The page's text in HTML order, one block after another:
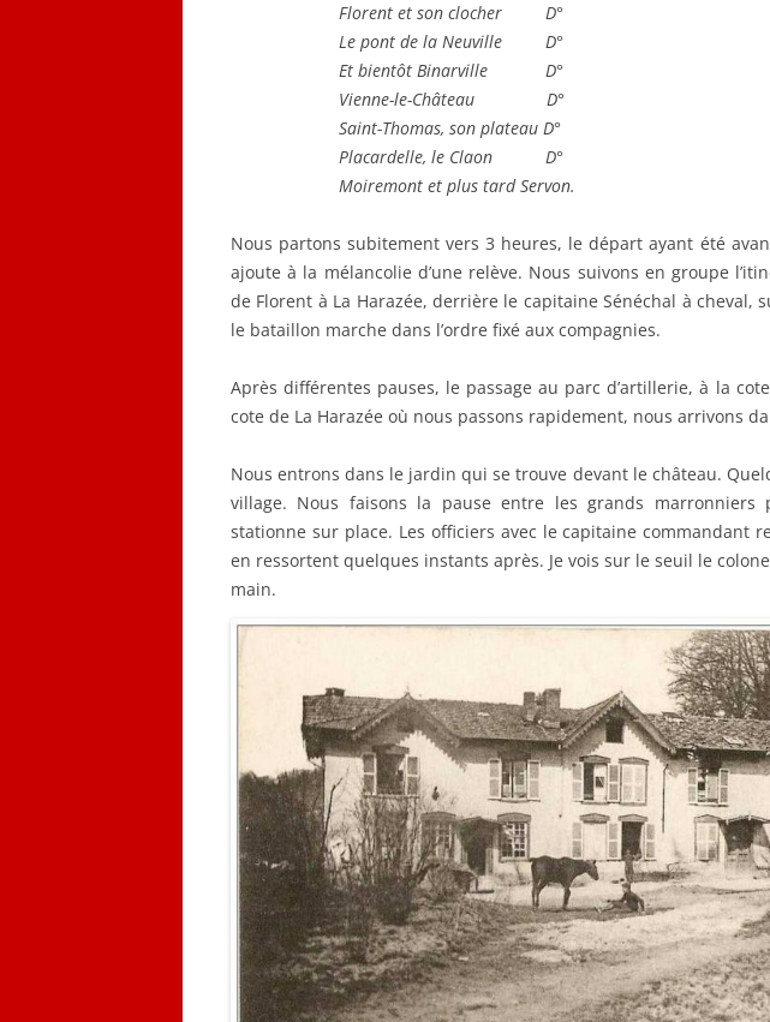
Florent et son clocher D°
Le pont de la Neuville D°
Et bientôt Binarville D°
Vienne-le-Château D°
Saint-Thomas, son plateau D°
Placardelle, le Claon D°
Moiremont et plus tard Servon.
Nous partons subitement vers 3 heures, le départ ayant été
ajoute à la mélancolie d’une relève. Nous suivons en groupe
de Florent à La Harazée, derrière le capitaine Sénéchal à cheval,
le bataillon marche dans l’ordre fixé aux compagnies.
Après différentes pauses, le passage au parc d’artillerie, à la
cote de La Harazée où nous passons rapidement, nous arrivons
Nous entrons dans le jardin qui se trouve devant le château.
village. Nous faisons la pause entre les grands marronniers
stationne sur place. Les officiers avec le capitaine commandant
en ressortent quelques instants après. Je vois sur le seuil le
main.